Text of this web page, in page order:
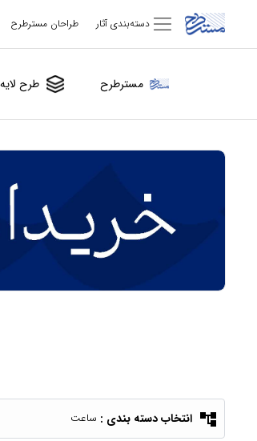
دسته‌بندی آثار طراحان مسترطرح
مسترطرح طرح لایه
account_tree انتخاب دسته بندی :